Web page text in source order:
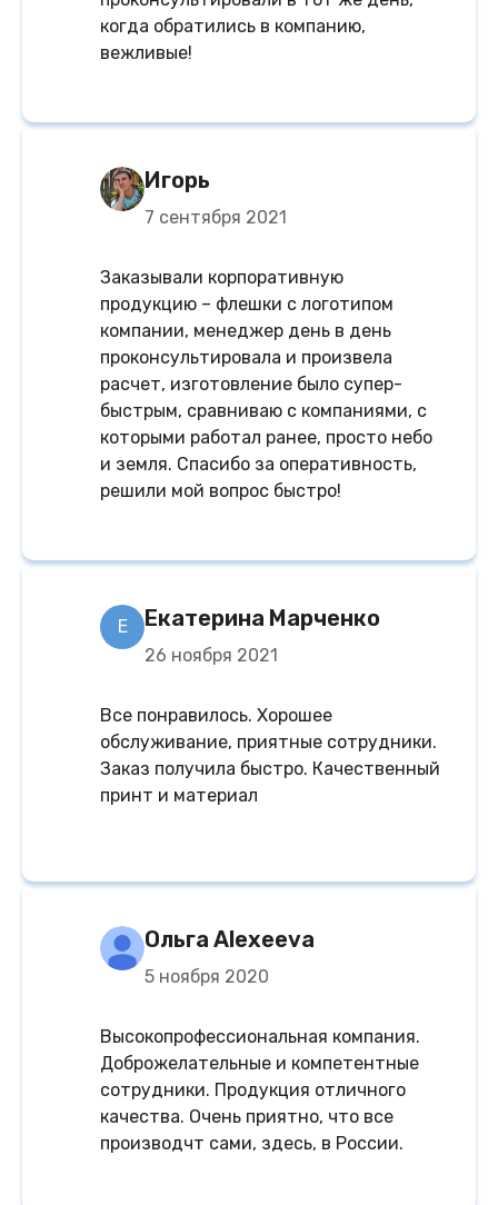
когда обратились в компанию,
вежливые!
Игорь
7 сентября 2021
Заказывали корпоративную
продукцию – флешки с логотипом
компании, менеджер день в день
проконсультировала и произвела
расчет, изготовление было супер-
быстрым, сравниваю с компаниями, с
которыми работал ранее, просто небо
и земля. Спасибо за оперативность,
решили мой вопрос быстро!
Е Екатерина Марченко
26 ноября 2021
Все понравилось. Хорошее
обслуживание, приятные сотрудники.
Заказ получила быстро. Качественный
принт и материал
Ольга Alexeeva
5 ноября 2020
Высокопрофессиональная компания.
Доброжелательные и компетентные
сотрудники. Продукция отличного
качества. Очень приятно, что все
производчт сами, здесь, в России.